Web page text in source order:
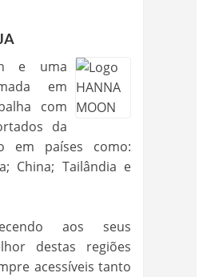
e uma
em
com
da
em países como:
China; Tailândia e
aos seus
destas regiões
acessíveis tanto